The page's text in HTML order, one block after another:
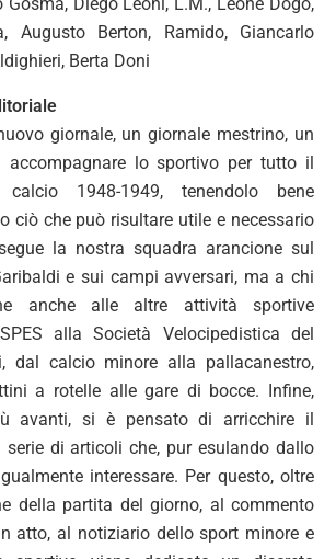
Augusto Berton, Ramido, Giancarlo
Berta Doni
giornale, un giornale mestrino, un
accompagnare lo sportivo per tutto il
1948-1949, tenendolo bene
ciò che può risultare utile e necessario
la nostra squadra arancione sul
e sui campi avversari, ma a chi
anche alle altre attività sportive
alla Società Velocipedistica del
dal calcio minore alla pallacanestro,
a rotelle alle gare di bocce. Infine,
avanti, si è pensato di arricchire il
di articoli che, pur esulando dallo
interessare. Per questo, oltre
della partita del giorno, al commento
atto, al notiziario dello sport minore e